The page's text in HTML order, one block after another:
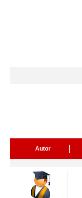
Autor